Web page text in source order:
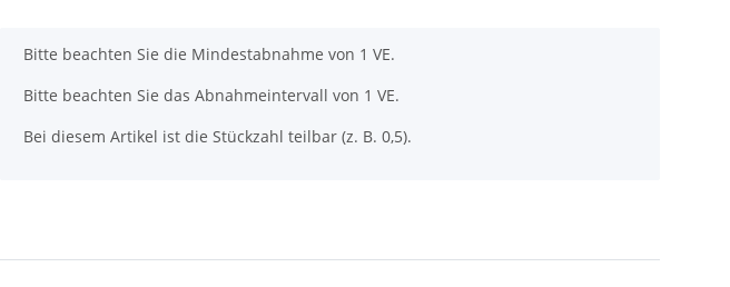
x
Bitte beachten Sie die Mindestabnahme von 1 VE.
Bitte beachten Sie das Abnahmeintervall von 1 VE.
Bei diesem Artikel ist die Stückzahl teilbar (z. B. 0,5).